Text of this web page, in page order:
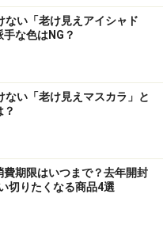
のが特長です。たるみ
におすすめ。
リッチクリーム
ない「老け見えアイシャド
な色はNG？
ない「老け見えマスカラ」と
費期限はいつまで？去年開封
切りたくなる商品4選